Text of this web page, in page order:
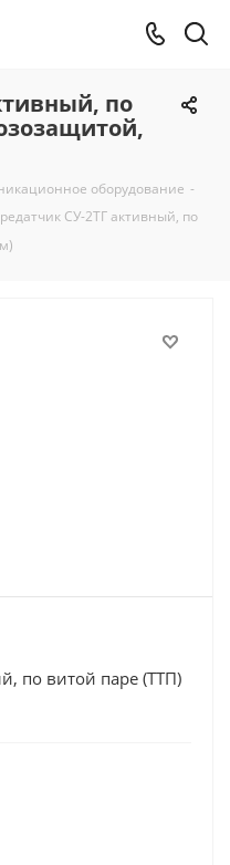
по
оборудование -
СУ-2ТГ активный, по
по витой паре (ТТП)